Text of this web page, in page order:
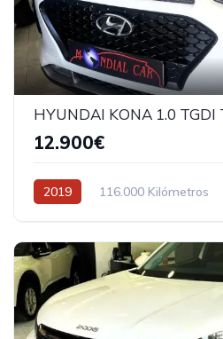
HYUNDAI KONA 1.0 TGDI
12.900€
2019 116.000 Kilómetros